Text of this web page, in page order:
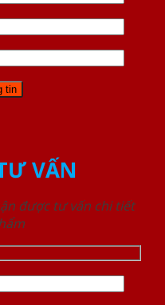
VẤN
được tư vấn chi tiết